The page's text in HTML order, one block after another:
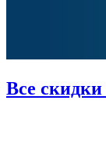
Все скидки